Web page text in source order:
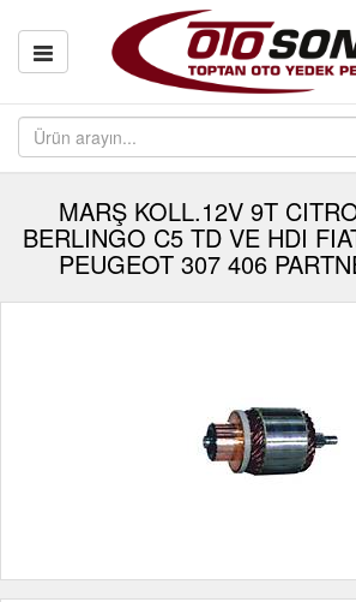
MARŞ KOLL.12V 9T
BERLINGO C5 TD VE HDI
PEUGEOT 307 406